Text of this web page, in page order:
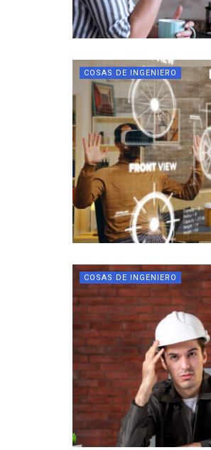
COSAS DE INGENIERO
COSAS DE INGENIERO